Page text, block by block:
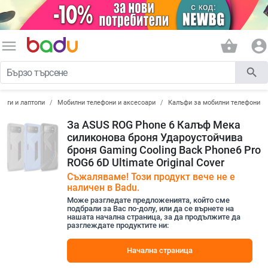
menu shopping_basket account_circle
search
и лаптопи Мобилни телефони и аксесоари Калъфи за мобилни телефони
За ASUS ROG Phone 6 Калъф Мека
силиконова броня Удароустойчива
броня Gaming Cooling Back Phone6 Pro
ROG6 6D Ultimate Original Cover
Съжаляваме! Този продукт вече не е
наличен в Badu.
Може разгледате предложенията, който сме
подбрали за Вас по-долу, или да се върнете на
нашата начална страница, за да продължите да
разглеждате продуктите ни:
Начална страница